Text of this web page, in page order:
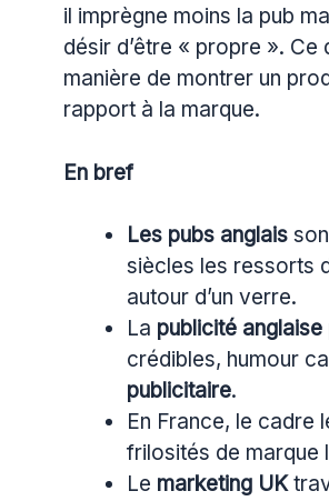
il imprègne moins la pub
désir d’être « propre ».
manière de montrer un
rapport à la marque.
En bref
Les pubs anglais
siècles les ressorts
autour d’un verre.
La publicité anglaise
crédibles, humour
publicitaire.
En France, le cadre
frilosités de marque
Le marketing UK